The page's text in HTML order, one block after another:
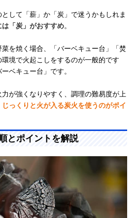
して「薪」か「炭」で迷うかもしれま
「炭」がおすすめ。
を焼く場合、「バーベキュー台」「焚
境で火起こしをするのが一般的です
ベキュー台」です。
が強くなりやすく、調理の難易度が上
じっくりと火が入る炭火を使うのがポイ
とポイントを解説